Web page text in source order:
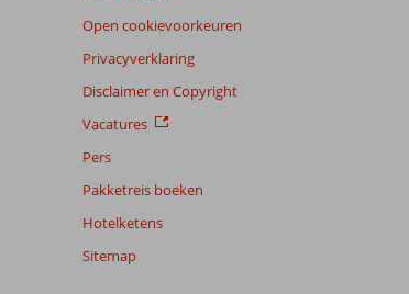
Open cookievoorkeuren
Privacyverklaring
Disclaimer en Copyright
Vacatures
Pers
Pakketreis boeken
Hotelketens
Sitemap